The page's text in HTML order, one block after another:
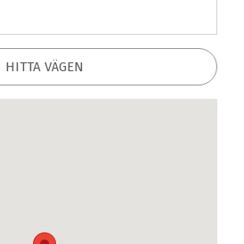
HITTA VÄGEN